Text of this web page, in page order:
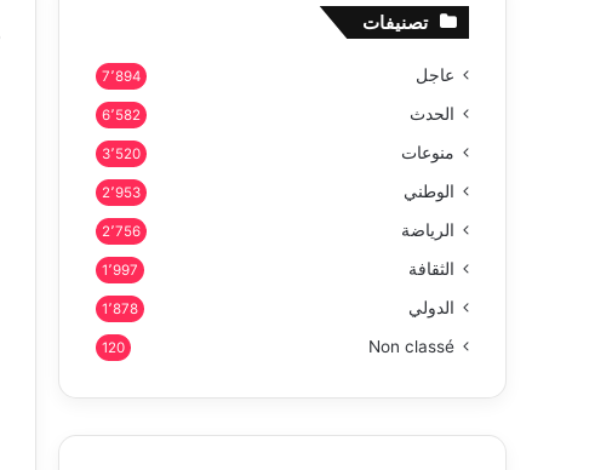
تصنيفات
عاجل 7٬894
الحدث 6٬582
منوعات 3٬520
الوطني 2٬953
الرياضة 2٬756
الثقافة 1٬997
الدولي 1٬878
Non classé
120